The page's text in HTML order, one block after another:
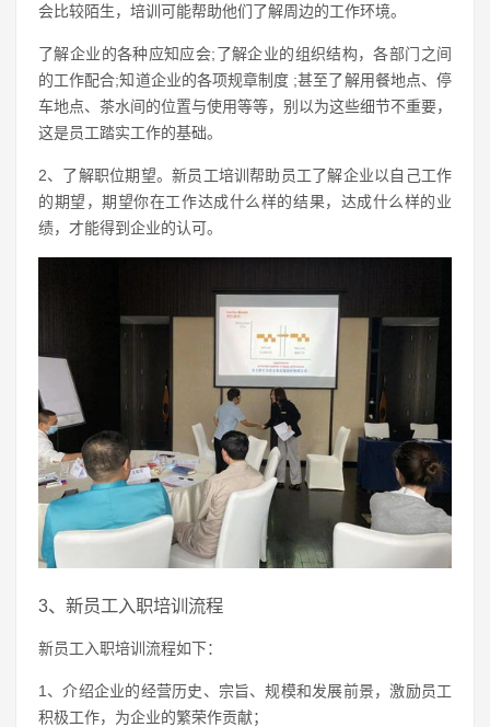
会比较陌生，培训可能帮助他们了解周边的工作环境。
了解企业的各种应知应会;了解企业的组织结构，各部门之间
的工作配合;知道企业的各项规章制度 ;甚至了解用餐地点、停
车地点、茶水间的位置与使用等等，别以为这些细节不重要，
这是员工踏实工作的基础。
2、了解职位期望。新员工培训帮助员工了解企业以自己工作
的期望，期望你在工作达成什么样的结果，达成什么样的业
绩，才能得到企业的认可。
3、新员工入职培训流程
新员工入职培训流程如下：
1、介绍企业的经营历史、宗旨、规模和发展前景，激励员工
积极工作，为企业的繁荣作贡献；